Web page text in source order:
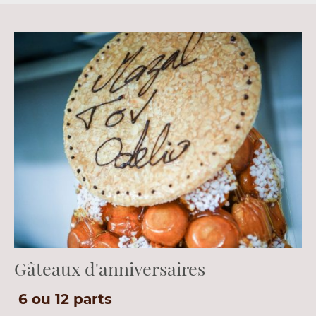
Gâteaux d'anniversaires
6 ou 12 parts